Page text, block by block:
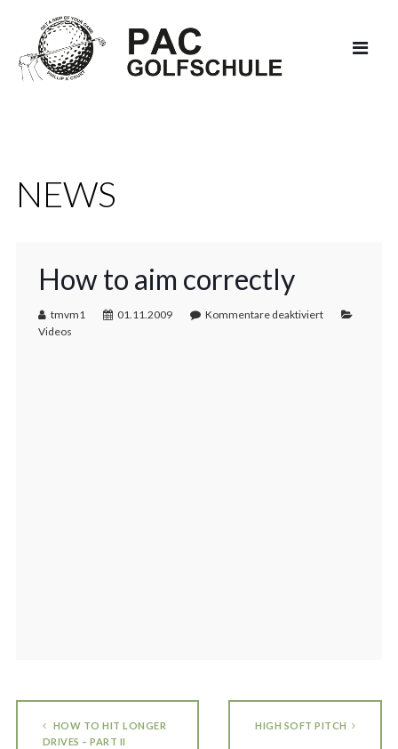
NEWS
How to aim correctly
tmvm1 01.11.2009
Kommentare deaktiviert
Videos
HOW TO HIT LONGER
DRIVES – PART II
HIGH SOFT PITCH